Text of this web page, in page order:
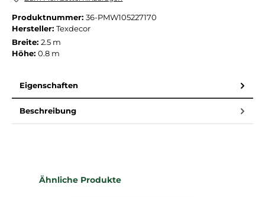
Produktnummer: 36-PMW105227170
Hersteller: Texdecor
Breite: 2.5 m
Höhe: 0.8 m
Eigenschaften
Beschreibung
Produktgalerie überspringen
Ähnliche Produkte